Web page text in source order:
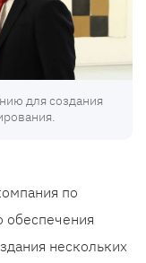
для создания
по
обеспечения
нескольких